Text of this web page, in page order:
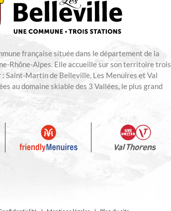
française située dans le département de la
Rhône-Alpes. Elle accueille sur son territoire trois
Saint-Martin de Belleville, Les Menuires et Val
au domaine skiable des 3 Vallées, le plus grand